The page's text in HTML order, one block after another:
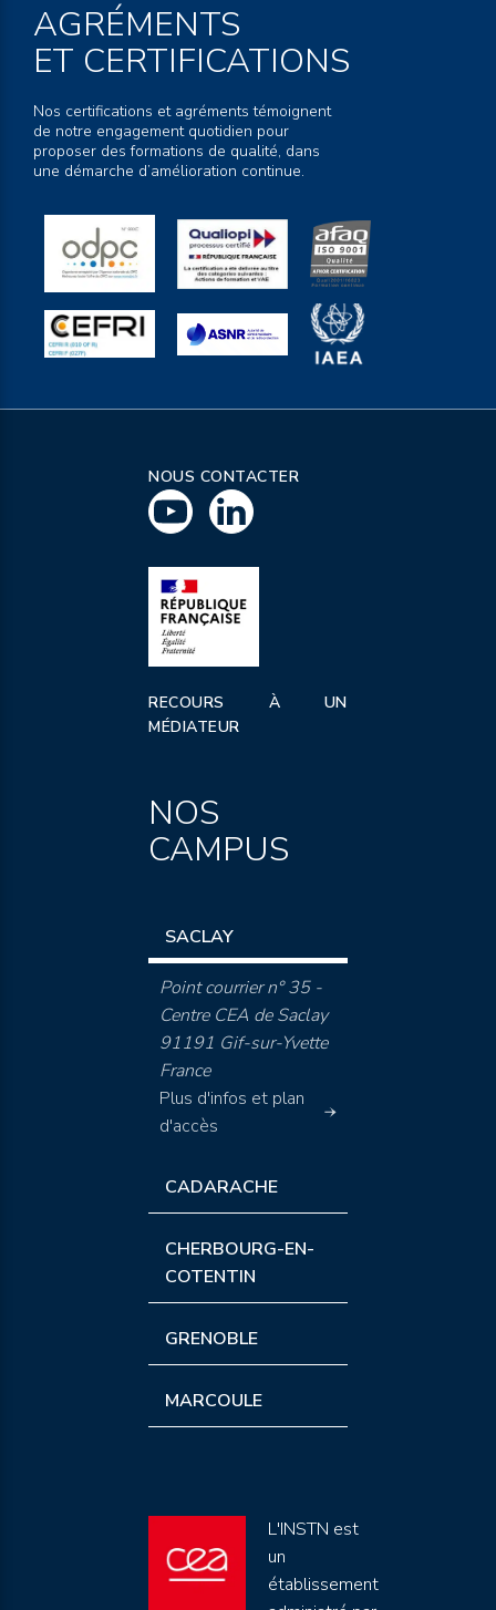
AGRÉMENTS
ET CERTIFICATIONS
Nos certifications et agréments témoignent
de notre engagement quotidien pour
proposer des formations de qualité, dans
une démarche d’amélioration continue.
NOUS CONTACTER
RECOURS À UN
MÉDIATEUR
NOS
CAMPUS
SACLAY
Point courrier n° 35 -
Centre CEA de Saclay
91191 Gif-sur-Yvette
France
Plus d'infos et plan
d'accès
CADARACHE
CHERBOURG-EN-
COTENTIN
GRENOBLE
MARCOULE
L'INSTN est
un
établissement